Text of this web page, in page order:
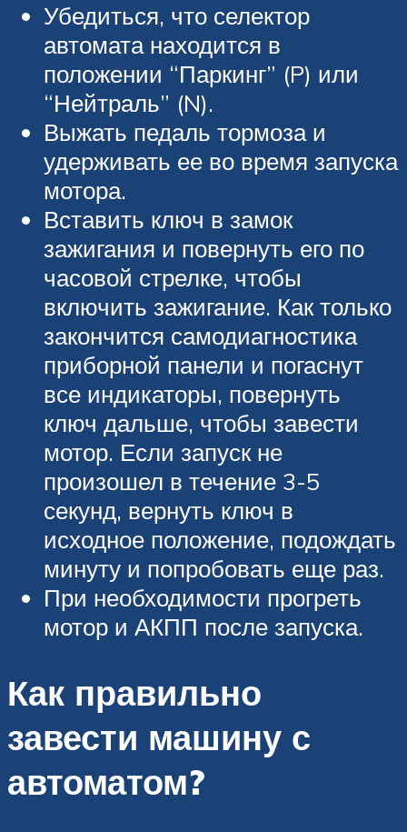
Убедиться, что селектор
автомата находится в
положении “Паркинг” (P) или
“Нейтраль” (N).
Выжать педаль тормоза и
удерживать ее во время запуска
мотора.
Вставить ключ в замок
зажигания и повернуть его по
часовой стрелке, чтобы
включить зажигание. Как только
закончится самодиагностика
приборной панели и погаснут
все индикаторы, повернуть
ключ дальше, чтобы завести
мотор. Если запуск не
произошел в течение 3-5
секунд, вернуть ключ в
исходное положение, подождать
минуту и попробовать еще раз.
При необходимости прогреть
мотор и АКПП после запуска.
Как правильно
завести машину с
автоматом?